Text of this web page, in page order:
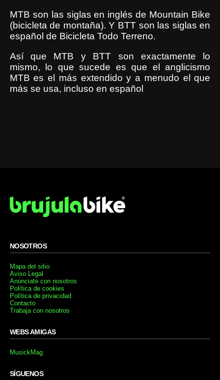
MTB son las siglas en inglés de Mountain Bike
(bicicleta de montaña). Y BTT son las siglas en
español de Bicicleta Todo Terreno.
Así que MTB y BTT son exactamente lo
mismo, lo que sucede es que el anglicismo
MTB es el más extendido y a menudo el que
más se usa, incluso en español
NOSOTROS
Mapa del sitio
Aviso Legal
Anúnciate con nosotros
Política de cookies
Política de privacidad
Contacto
Trabaja con nosotros
WEBS AMIGAS
MusickMag
SÍGUENOS